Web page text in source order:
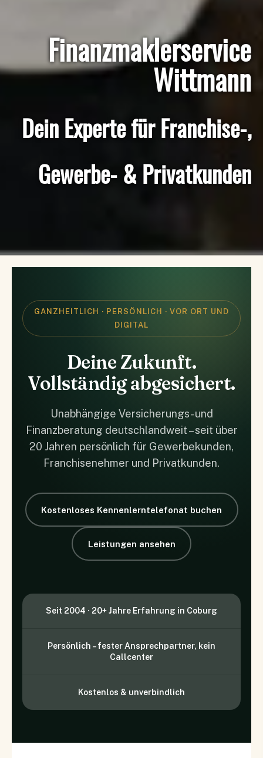
Finanzmaklerservice
Wittmann
Dein Experte für Franchise-,
Gewerbe- & Privatkunden
GANZHEITLICH · PERSÖNLICH · VOR ORT UND
DIGITAL
Deine Zukunft.
Vollständig abgesichert.
Unabhängige Versicherungs- und
Finanzberatung deutschlandweit – seit über
20 Jahren persönlich für Gewerbekunden,
Franchisenehmer und Privatkunden.
Kostenloses Kennenlerntelefonat buchen
Leistungen ansehen
Seit 2004 · 20+ Jahre Erfahrung in Coburg
Persönlich – fester Ansprechpartner, kein
Callcenter
Kostenlos & unverbindlich